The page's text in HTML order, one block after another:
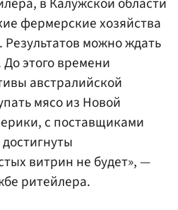
фермерские хозяйства
Результатов можно ждать
До этого времени
австралийской
мясо из Новой
с поставщиками
витрин не будет», —
ритейлера.